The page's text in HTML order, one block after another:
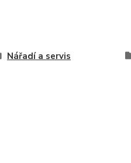
Nářadí a servis